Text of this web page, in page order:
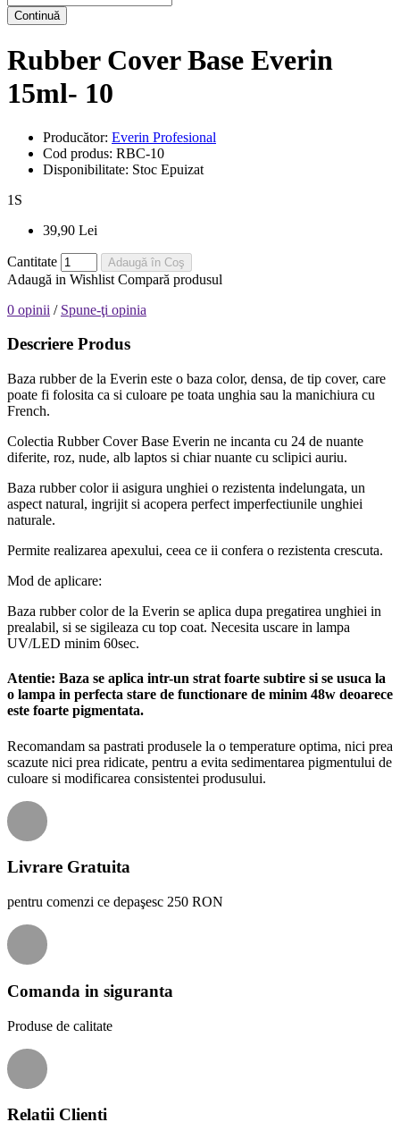
Continuă
Rubber Cover Base Everin
15ml- 10
Producător: Everin Profesional
Cod produs: RBC-10
Disponibilitate: Stoc Epuizat
1 S
39,90 Lei
Cantitate Adaugă în Coş
Adaugă in Wishlist Compară produsul
0 opinii / Spune-ţi opinia
Descriere Produs
Baza rubber de la Everin este o baza color, densa, de tip cover, care
poate fi folosita ca si culoare pe toata unghia sau la manichiura cu
French.
Colectia Rubber Cover Base Everin ne incanta cu 24 de nuante
diferite, roz, nude, alb laptos si chiar nuante cu sclipici auriu.
Baza rubber color ii asigura unghiei o rezistenta indelungata, un
aspect natural, ingrijit si acopera perfect imperfectiunile unghiei
naturale.
Permite realizarea apexului, ceea ce ii confera o rezistenta crescuta.
Mod de aplicare:
Baza rubber color de la Everin se aplica dupa pregatirea unghiei in
prealabil, si se sigileaza cu top coat. Necesita uscare in lampa
UV/LED minim 60sec.
Atentie: Baza se aplica intr-un strat foarte subtire si se usuca la
o lampa in perfecta stare de functionare de minim 48w deoarece
este foarte pigmentata.
Recomandam sa pastrati produsele la o temperature optima, nici prea
scazute nici prea ridicate, pentru a evita sedimentarea pigmentului de
culoare si modificarea consistentei produsului.
Livrare Gratuita
pentru comenzi ce depaşesc 250 RON
Comanda in siguranta
Produse de calitate
Relatii Clienti